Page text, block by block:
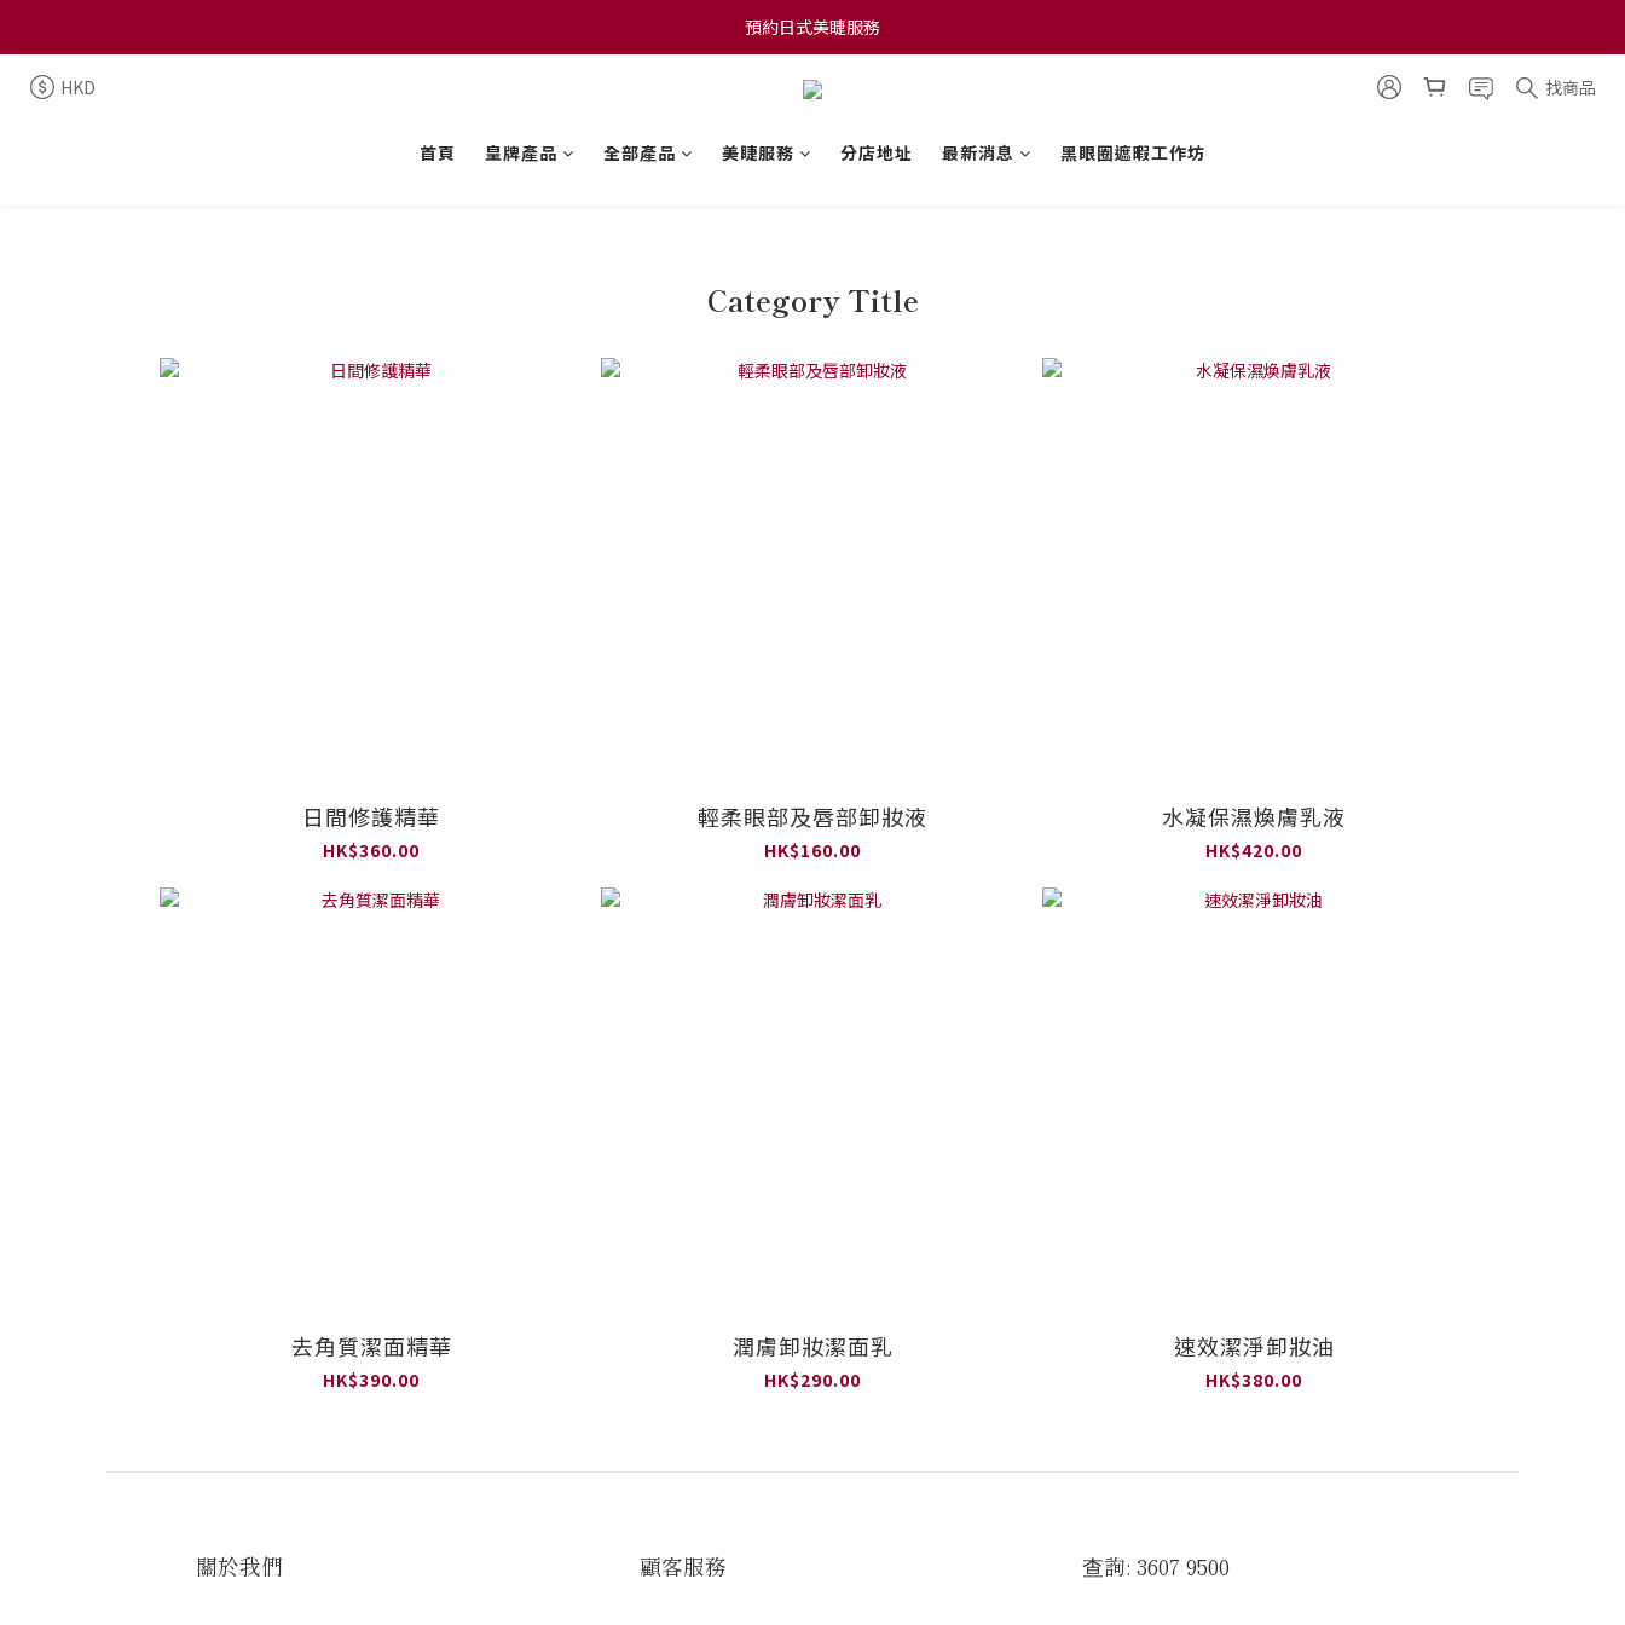
預約日式美睫服務
預約日式美睫服務
會員網店消費滿$600可享本地免運費
HKD 找商品
首頁 皇牌產品 全部產品 美睫服務 分店地址 最新消息 黑眼圈遮暇工作坊
Category Title
日間修護精華
HK$360.00
輕柔眼部及唇部卸妝液
HK$160.00
水凝保濕煥膚乳液
HK$420.00
去角質潔面精華
HK$390.00
潤膚卸妝潔面乳
HK$290.00
速效潔淨卸妝油
HK$380.00
關於我們 顧客服務 查詢: 3607 9500